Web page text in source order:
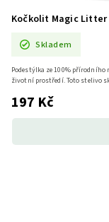
Kočkolit Magic
Skladem
197 Kč
Podestýlka ze 100%
životní prostředí. Toto stelivo